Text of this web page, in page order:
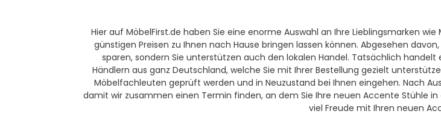
Hier auf MöbelFirst.de haben Sie eine enorme Auswahl an Ihre Lieblingsmarken
günstigen Preisen zu Ihnen nach Hause bringen lassen können. Abgesehen
sparen, sondern Sie unterstützen auch den lokalen Handel. Tatsächlich
Händlern aus ganz Deutschland, welche Sie mit Ihrer Bestellung gezielt
Möbelfachleuten geprüft werden und in Neuzustand bei Ihnen eingehen. Nach
damit wir zusammen einen Termin finden, an dem Sie Ihre neuen Accente Stühle
viel Freude mit Ihren neuen